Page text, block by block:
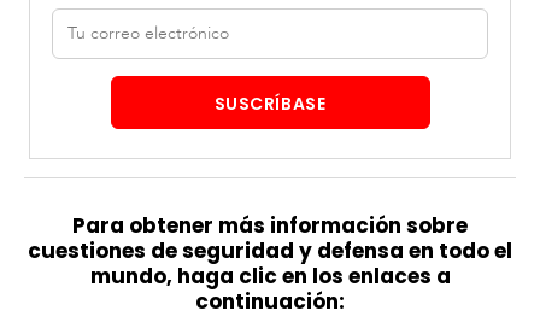
Correo
electrónico
SUSCRÍBASE
Para obtener más información sobre
cuestiones de seguridad y defensa en todo el
mundo, haga clic en los enlaces a
continuación: